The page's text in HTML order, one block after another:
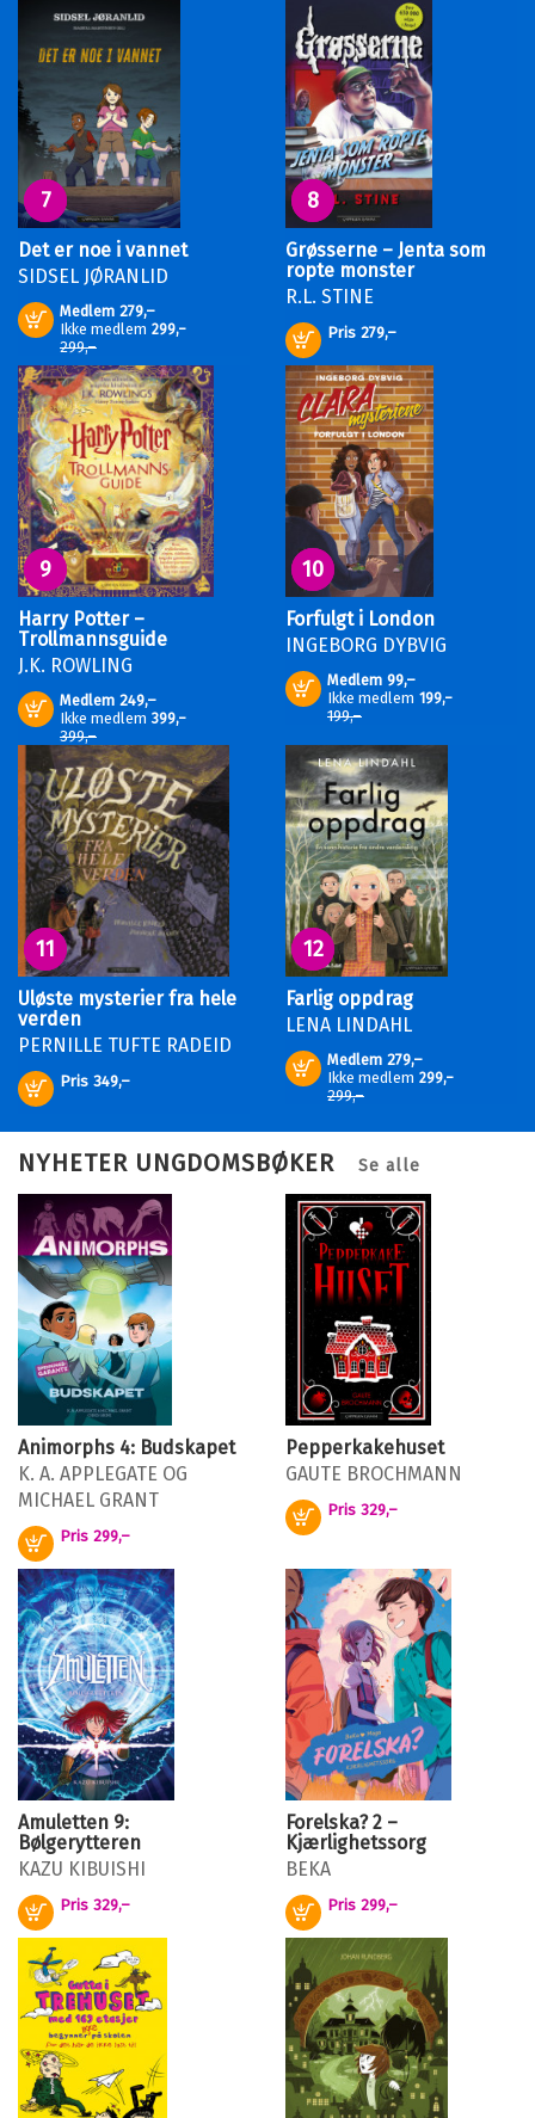
7
Det er noe i vannet
SIDSEL JØRANLID
Medlem 279,–
Ikke medlem 299,–
299,–
Kjøp
8
Grøsserne – Jenta som
ropte monster
R.L. STINE
Pris 279,–
Kjøp
9
Harry Potter –
Trollmannsguide
J.K. ROWLING
Medlem 249,–
Ikke medlem 399,–
399,–
Kjøp
10
Forfulgt i London
INGEBORG DYBVIG
Medlem 99,–
Ikke medlem 199,–
199,–
Kjøp
11
Uløste mysterier fra hele
verden
PERNILLE TUFTE RADEID
Pris 349,–
Kjøp
12
Farlig oppdrag
LENA LINDAHL
Medlem 279,–
Ikke medlem 299,–
299,–
Kjøp
NYHETER UNGDOMSBØKER Se alle
Animorphs 4: Budskapet
K. A. APPLEGATE OG
MICHAEL GRANT
Pris 299,–
Kjøp
Pepperkakehuset
GAUTE BROCHMANN
Pris 329,–
Kjøp
Amuletten 9:
Bølgerytteren
KAZU KIBUISHI
Pris 329,–
Kjøp
Forelska? 2 –
Kjærlighetssorg
BEKA
Pris 299,–
Kjøp